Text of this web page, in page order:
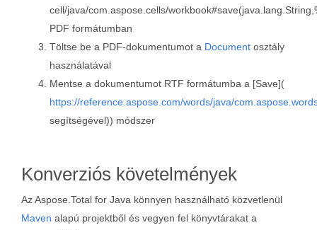
cell/java/com.aspose.cells/
PDF formátumban
Töltse be a PDF-dokumentumot a Document osztály
használatával
Mentse a dokumentumot RTF formátumba a [Save](
https://reference.aspose.com/words/java/
segítségével)) módszer
Konverziós követelmények
Az Aspose.Total for Java könnyen használható közvetlenül
Maven alapú projektből és vegyen fel könyvtárakat a